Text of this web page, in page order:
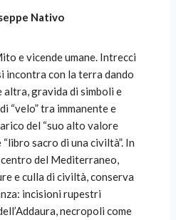
Nativo
e vicende umane. Intrecci
incontra con la terra dando
altra, gravida di simboli e
“velo” tra immanente e
del “suo alto valore
sacro di una civiltà”. In
del Mediterraneo,
e culla di civiltà, conserva
incisioni rupestri
necropoli come